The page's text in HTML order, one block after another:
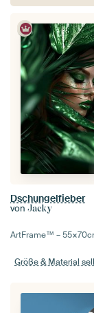
Dschungelfieber
von Jacky
ArtFrame™ –55×70
Größe & Material